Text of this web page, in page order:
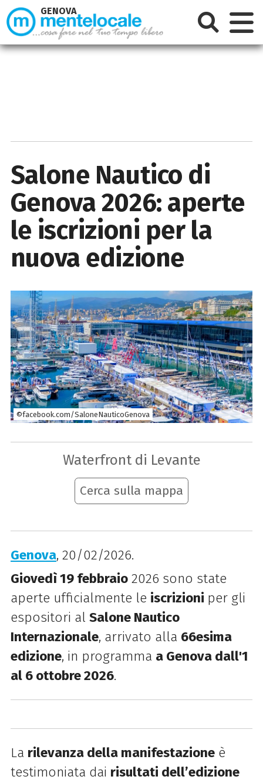
Salone Nautico di
Genova 2026: aperte
le iscrizioni per la
nuova edizione
©facebook.com/SaloneNauticoGenova
Waterfront di Levante
Cerca sulla mappa
Genova, 20/02/2026.
Giovedì 19 febbraio2026 sono state
aperte ufficialmente le iscrizioni per gli
espositori al Salone Nautico
Internazionale, arrivato alla 66esima
edizione, in programma a Genova dall'1
al 6 ottobre 2026.
La rilevanza della manifestazioneè
testimoniata dai risultati dell’edizione
GENOVA